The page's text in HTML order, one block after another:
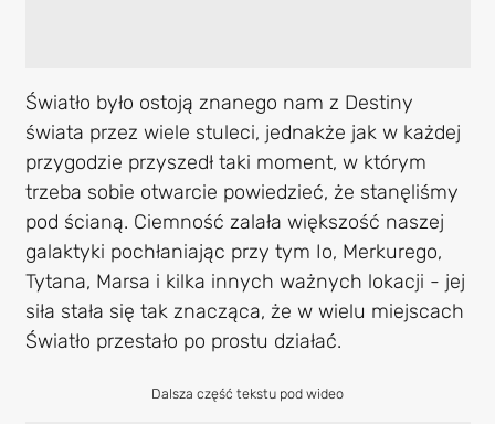
Światło było ostoją znanego nam z Destiny
świata przez wiele stuleci, jednakże jak w każdej
przygodzie przyszedł taki moment, w którym
trzeba sobie otwarcie powiedzieć, że stanęliśmy
pod ścianą. Ciemność zalała większość naszej
galaktyki pochłaniając przy tym Io, Merkurego,
Tytana, Marsa i kilka innych ważnych lokacji - jej
siła stała się tak znacząca, że w wielu miejscach
Światło przestało po prostu działać.
Dalsza część tekstu pod wideo